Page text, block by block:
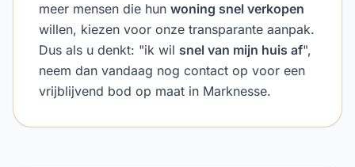
meer mensen die hun woning snel verkopen
willen, kiezen voor onze transparante aanpak.
Dus als u denkt: "ik wil snel van mijn huis af",
neem dan vandaag nog contact op voor een
vrijblijvend bod op maat in Marknesse.